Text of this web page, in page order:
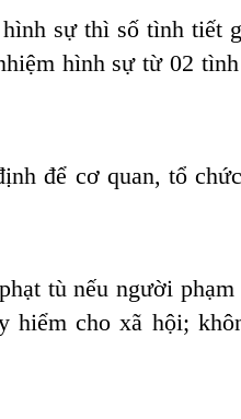
sự thì số tình tiết
hình sự từ 02
để cơ quan, tổ
tù nếu người
cho xã hội;